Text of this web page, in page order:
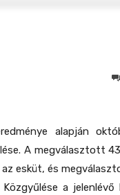
alapján
A megválasztott
esküt, és
a jelenlévő